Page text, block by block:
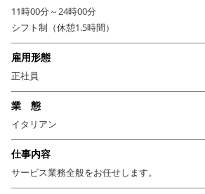
11時00分～24時00分
シフト制（休憩1.5時間）
雇用形態
正社員
業 態
イタリアン
仕事内容
サービス業務全般をお任せします。